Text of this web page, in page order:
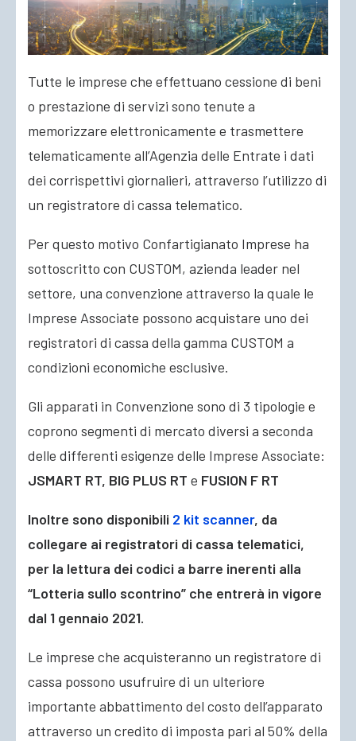
ACCEDI
Tutte le imprese che effettuano cessione di beni
o prestazione di servizi sono tenute a
memorizzare elettronicamente e trasmettere
telematicamente all’Agenzia delle Entrate i dati
dei corrispettivi giornalieri, attraverso l’utilizzo di
un registratore di cassa telematico.
Per questo motivo Confartigianato Imprese ha
sottoscritto con CUSTOM, azienda leader nel
settore, una convenzione attraverso la quale le
Imprese Associate possono acquistare uno dei
registratori di cassa della gamma CUSTOM a
condizioni economiche esclusive.
Gli apparati in Convenzione sono di 3 tipologie e
coprono segmenti di mercato diversi a seconda
delle differenti esigenze delle Imprese Associate:
JSMART RT, BIG PLUS RT e FUSION F RT
Inoltre sono disponibili 2 kit scanner, da
collegare ai registratori di cassa telematici,
per la lettura dei codici a barre inerenti alla
“Lotteria sullo scontrino” che entrerà in vigore
dal 1 gennaio 2021.
Le imprese che acquisteranno un registratore di
cassa possono usufruire di un ulteriore
importante abbattimento del costo dell’apparato
attraverso un credito di imposta pari al 50% della